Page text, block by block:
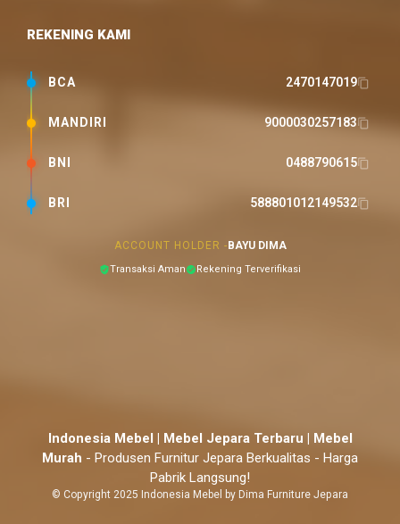
REKENING KAMI
BCA 2470147019
MANDIRI 9000030257183
BNI 0488790615
BRI 588801012149532
ACCOUNT HOLDER - BAYU DIMA
Transaksi Aman Rekening Terverifikasi
Indonesia Mebel | Mebel Jepara Terbaru | Mebel
Murah - Produsen Furnitur Jepara Berkualitas - Harga
Pabrik Langsung!
© Copyright 2025 Indonesia Mebel by Dima Furniture Jepara